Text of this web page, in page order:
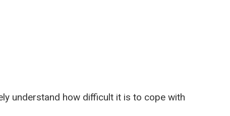
understand how difficult it is to cope with